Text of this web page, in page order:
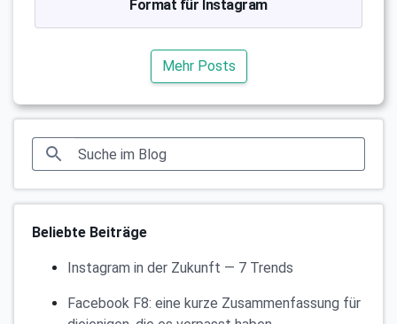
Format für Instagram
Mehr Posts
Beliebte Beiträge
Instagram in der Zukunft — 7 Trends
Facebook F8: eine kurze Zusammenfassung für